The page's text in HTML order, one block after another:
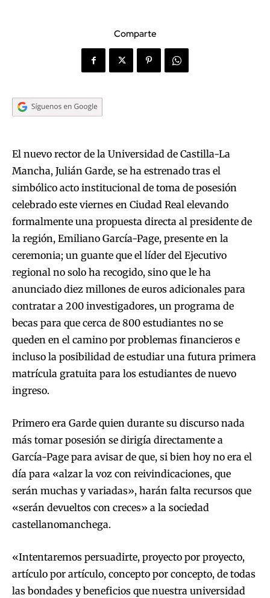
Comparte
El nuevo rector de la Universidad de Castilla-La
Mancha, Julián Garde, se ha estrenado tras el
simbólico acto institucional de toma de posesión
celebrado este viernes en Ciudad Real elevando
formalmente una propuesta directa al presidente de
la región, Emiliano García-Page, presente en la
ceremonia; un guante que el líder del Ejecutivo
regional no solo ha recogido, sino que le ha
anunciado diez millones de euros adicionales para
contratar a 200 investigadores, un programa de
becas para que cerca de 800 estudiantes no se
queden en el camino por problemas financieros e
incluso la posibilidad de estudiar una futura primera
matrícula gratuita para los estudiantes de nuevo
ingreso.
Primero era Garde quien durante su discurso nada
más tomar posesión se dirigía directamente a
García-Page para avisar de que, si bien hoy no era el
día para «alzar la voz con reivindicaciones, que
serán muchas y variadas», harán falta recursos que
«serán devueltos con creces» a la sociedad
castellanomanchega.
«Intentaremos persuadirte, proyecto por proyecto,
artículo por artículo, concepto por concepto, de todas
las bondades y beneficios que nuestra universidad